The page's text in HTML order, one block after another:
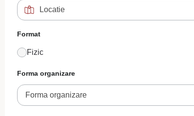
Format
Fizic
Forma organizare
Forma organizare